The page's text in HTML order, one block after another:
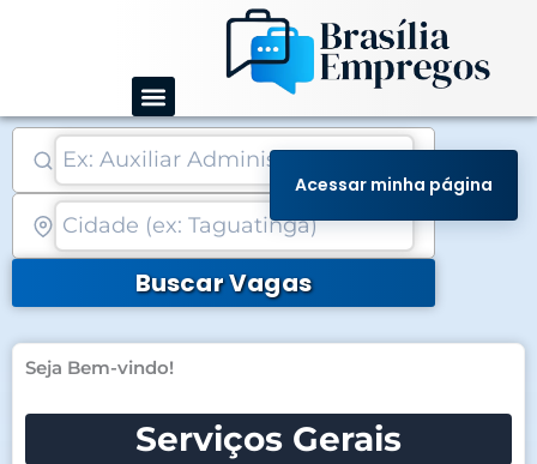
conteúdo
Buscar Vagas
Seja Bem-vindo!
Serviços Gerais
Acessar minha página